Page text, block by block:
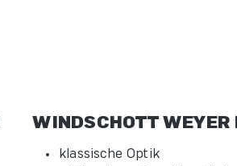
WINDSCHOTT WEYER
klassische Optik